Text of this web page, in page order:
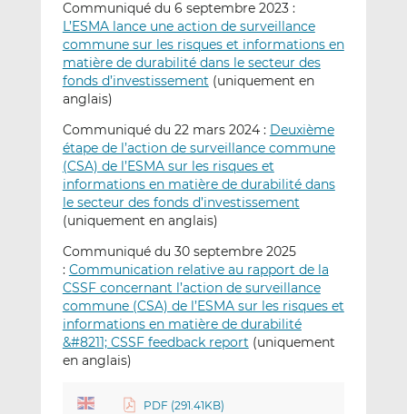
I
n
o
k
Communiqué du 6 septembre 2023 :
L’ESMA lance une action de surveillance
commune sur les risques et informations en
matière de durabilité dans le secteur des
fonds d’investissement (uniquement en
anglais)
Communiqué du 22 mars 2024 : Deuxième
étape de l’action de surveillance commune
(CSA) de l’ESMA sur les risques et
informations en matière de durabilité dans
le secteur des fonds d’investissement
(uniquement en anglais)
Communiqué du 30 septembre 2025
: Communication relative au rapport de la
CSSF concernant l’action de surveillance
commune (CSA) de l’ESMA sur les risques et
informations en matière de durabilité
&#8211; CSSF feedback report (uniquement
en anglais)
PDF (291.41KB)